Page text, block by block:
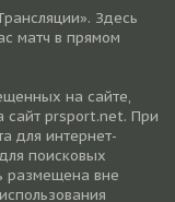
Здесь
матч в прямом
на сайте,
cайт prsport.net. При
для интернет-
поисковых
размещена вне